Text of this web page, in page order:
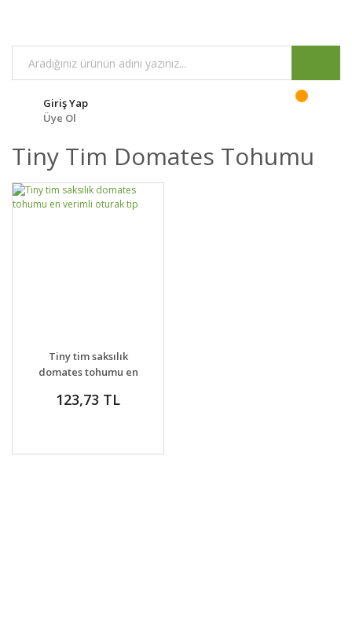
Giriş Yap
Üye Ol
Tiny Tim Domates Tohumu
DETAYLAR SEPETE EKLE
Tiny tim saksılık
domates tohumu en
123,73 TL